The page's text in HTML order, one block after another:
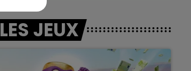
LES JEUX